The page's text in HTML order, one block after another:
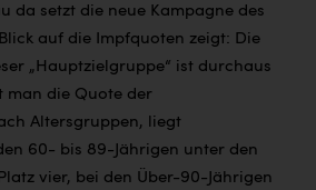
Austria
da setzt die neue Kampagne des
auf die Impfquoten zeigt: Die
„Hauptzielgruppe“ ist durchaus
man die Quote der
Altersgruppen, liegt
60- bis 89-Jährigen unter den
vier, bei den Über-90-Jährigen